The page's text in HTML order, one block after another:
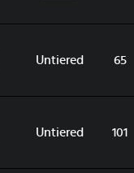
Untiered 65
Untiered 101